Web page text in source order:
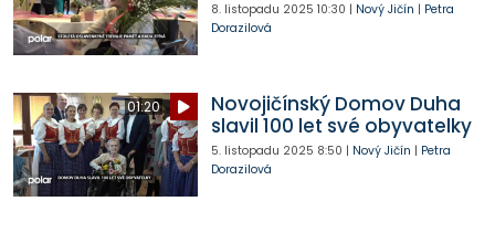
8. listopadu 2025 10:30 | Nový Jičín | Petra
Dorazilová
01:20
Novojičínský Domov Duha
slavil 100 let své obyvatelky
5. listopadu 2025 8:50 | Nový Jičín | Petra
Dorazilová